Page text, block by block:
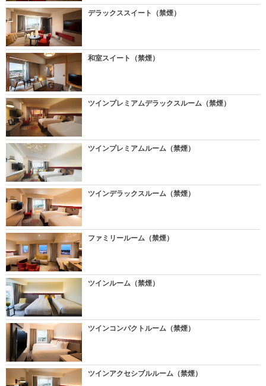
デラックススイート（禁煙）
和室スイート（禁煙）
ツインプレミアムデラックスルーム（禁煙）
ツインプレミアムルーム（禁煙）
ツインデラックスルーム（禁煙）
ファミリールーム（禁煙）
ツインルーム（禁煙）
ツインコンパクトルーム（禁煙）
ツインアクセシブルルーム（禁煙）